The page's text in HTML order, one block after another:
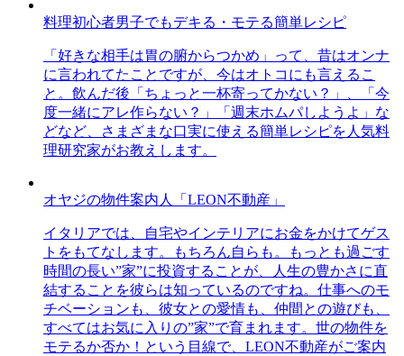
料理初心者男子でもデキる・モテる簡単レシピ
「好きな相手は胃の腑からつかめ」って、昔はオンナ
に言われてたことですが、今はオトコにも言えるこ
と。飲んだ後「ちょっと一杯寄ってかない？」、「今
度一緒にアレ作らない？」「週末ホムパしようよ」な
どなど、さまざまな口実に使える簡単レシピを人気料
理研究家がお教えします。
オヤジの物件案内人「LEON不動産」
イタリアでは、自宅やインテリアにお金をかけてゲス
トをもてなします。もちろん自らも。もっとも過ごす
時間の長い”家”に投資することが、人生の豊かさに直
結することを彼らは知っているのですね。仕事へのモ
チベーションも、彼女との愛情も、仲間との遊びも、
すべてはお気に入りの”家”で育まれます。世の物件を
モテるか否か！という目線で、LEON不動産がご案内